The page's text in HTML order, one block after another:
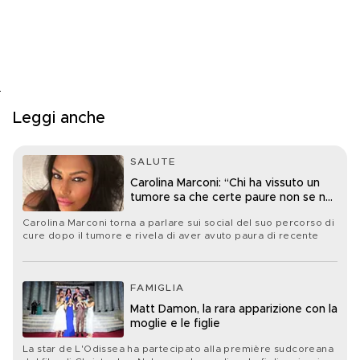
Leggi anche
SALUTE
Carolina Marconi: “Chi ha vissuto un
tumore sa che certe paure non se ne
Carolina Marconi torna a parlare sui social del suo percorso di
cure dopo il tumore e rivela di aver avuto paura di recente
FAMIGLIA
Matt Damon, la rara apparizione con la
moglie e le figlie
La star de L'Odissea ha partecipato alla première sudcoreana